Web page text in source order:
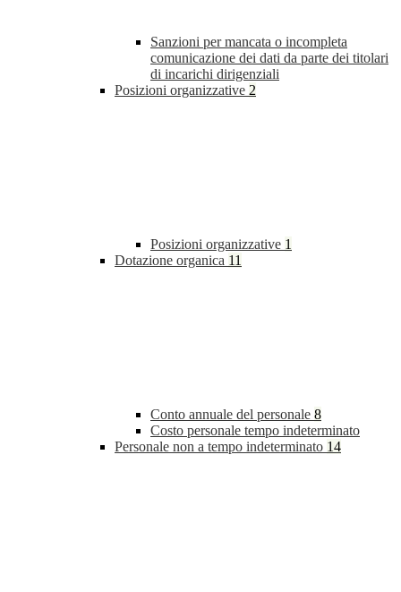
Sanzioni per mancata o incompleta
comunicazione dei dati da parte dei titolari
di incarichi dirigenziali
Posizioni organizzative 2
Posizioni organizzative 1
Dotazione organica 11
Conto annuale del personale 8
Costo personale tempo indeterminato
Personale non a tempo indeterminato 14